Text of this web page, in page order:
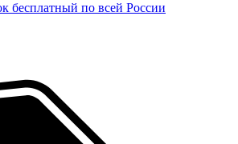
бесплатный по всей России